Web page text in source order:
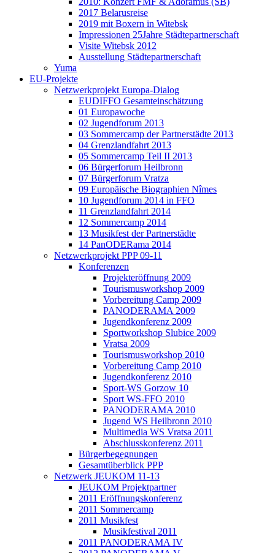
2017 Belarusreise
2019 mit Boxern in Witebsk
Impressionen 25Jahre Städtepartnerschaft
Visite Witebsk 2012
Ausstellung Städtepartnerschaft
Yuma
EU-Projekte
Netzwerkprojekt Europa-Dialog
EUDIFFO Gesamteinschätzung
01 Europawoche
02 Jugendforum 2013
03 Sommercamp der Partnerstädte 2013
04 Grenzlandfahrt 2013
05 Sommercamp Teil II 2013
06 Bürgerforum Heilbronn
07 Bürgerforum Vratza
09 Europäische Biographien Nîmes
10 Jugendforum 2014 in FFO
11 Grenzlandfahrt 2014
12 Sommercamp 2014
13 Musikfest der Partnerstädte
14 PanODERama 2014
Netzwerkprojekt PPP 09-11
Konferenzen
Projekteröffnung 2009
Tourismusworkshop 2009
Vorbereitung Camp 2009
PANODERAMA 2009
Jugendkonferenz 2009
Sportworkshop Slubice 2009
Vratsa 2009
Tourismusworkshop 2010
Vorbereitung Camp 2010
Jugendkonferenz 2010
Sport-WS Gorzow 10
Sport WS-FFO 2010
PANODERAMA 2010
Jugend WS Heilbronn 2010
Multimedia WS Vratsa 2011
Abschlusskonferenz 2011
Bürgerbegegnungen
Gesamtüberblick PPP
Netzwerk JEUKOM 11-13
JEUKOM Projektpartner
2011 Eröffnungskonferenz
2011 Sommercamp
2011 Musikfest
Musikfestival 2011
2011 PANODERAMA IV